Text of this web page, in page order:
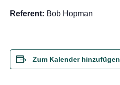
Referent: Bob Hopman
Zum Kalender hinzufügen